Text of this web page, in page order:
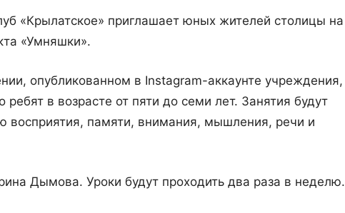
«Крылатское» приглашает юных жителей столицы на
«Умняшки».
опубликованном в Instagram-аккаунте учреждения,
ребят в возрасте от пяти до семи лет. Занятия будут
восприятия, памяти, внимания, мышления, речи и
Дымова. Уроки будут проходить два раза в неделю.